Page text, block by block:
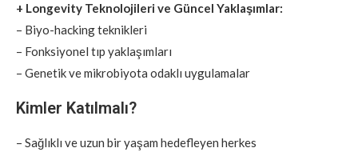
+ Longevity Teknolojileri ve Güncel Yaklaşımlar:
– Biyo-hacking teknikleri
– Fonksiyonel tıp yaklaşımları
– Genetik ve mikrobiyota odaklı uygulamalar
Kimler Katılmalı?
– Sağlıklı ve uzun bir yaşam hedefleyen herkes